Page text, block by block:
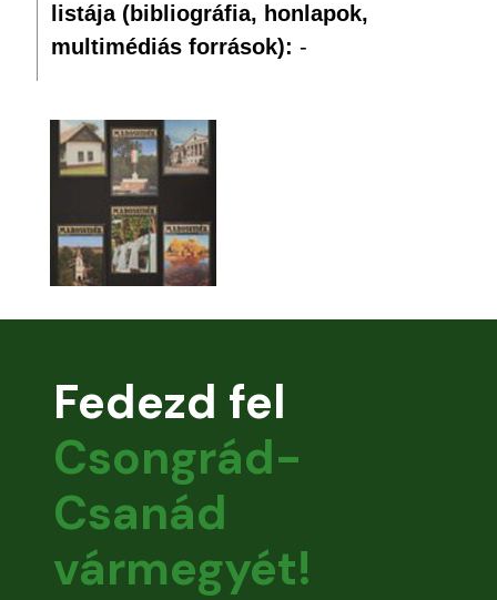
listája (bibliográfia, honlapok,
multimédiás források): -
Fedezd fel
Csongrád-
Csanád
vármegyét!